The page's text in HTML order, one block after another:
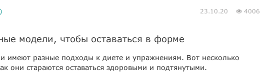
23.10.20 4006
модели, чтобы оставаться в форме
имеют разные подходы к диете и упражнениям. Вот несколько
они стараются оставаться здоровыми и подтянутыми.